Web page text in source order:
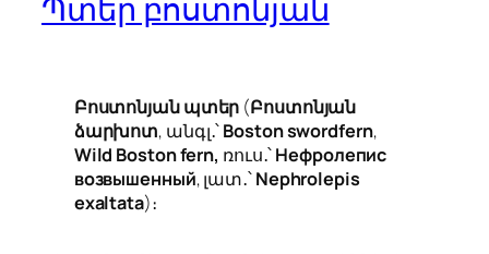
Պտեր բոստոնյան
Բոստոնյան պտեր (Բոստոնյան
ձարխոտ, անգլ․՝Boston swordfern,
Wild Boston fern, ռուս․՝Нефролепис
возвышенный, լատ․՝Nephrolepis
exaltata)։